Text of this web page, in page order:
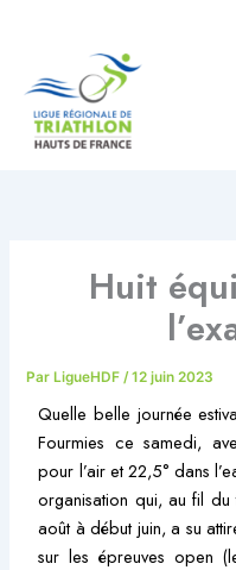
Huit
ParLigueHDF /12 juin 2023
Quelle belle journée
Fourmies ce samedi,
pour l’air et 22,5° dans
organisation qui, au fil
août à début juin, a su
sur les épreuves open